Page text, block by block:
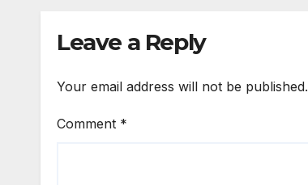
Leave a Reply
Your email address will not be published.
Comment *